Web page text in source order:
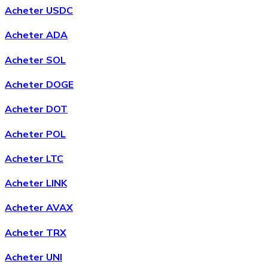
WBTC
Acheter USDC
Acheter ADA
Acheter SOL
Acheter DOGE
Acheter DOT
Acheter POL
Acheter LTC
Acheter LINK
Acheter AVAX
Acheter TRX
Acheter UNI